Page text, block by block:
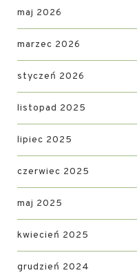
maj 2026
marzec 2026
styczeń 2026
listopad 2025
lipiec 2025
czerwiec 2025
maj 2025
kwiecień 2025
grudzień 2024